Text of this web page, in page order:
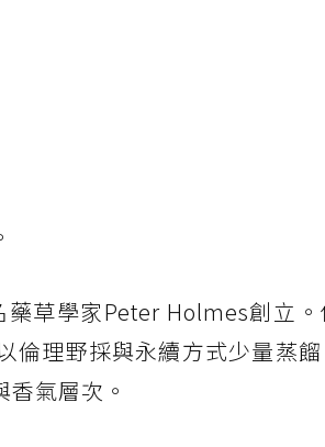
草學家Peter Holmes創立
倫理野採與永續方式少量蒸
氣層次。